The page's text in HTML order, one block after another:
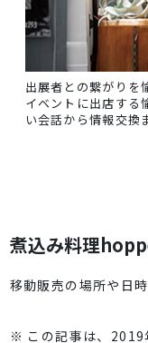
出展者との繋がりを
イベントに出店する
い会話から情報交換
煮込み料理
移動販売の場所や日
※ この記事は、2019